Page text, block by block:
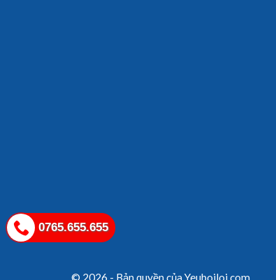
© 2026 - Bản quyền của Yeuboiloi.com
0765.655.655